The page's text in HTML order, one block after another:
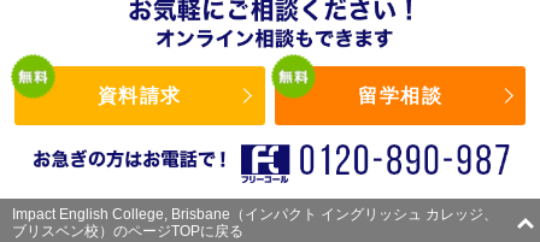
資料請求 留学相談
Impact English College, Brisbane（インパクト イングリッシュ カレッジ、
ブリスベン校）のページTOPに戻る